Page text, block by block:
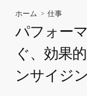
ホーム > 仕事
パフォー
ぐ、効果
ンサイジ